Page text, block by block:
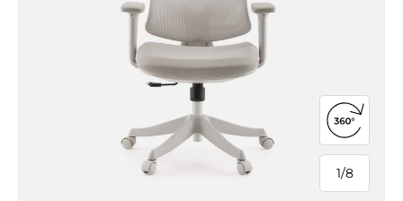
1/
von
8
360°-